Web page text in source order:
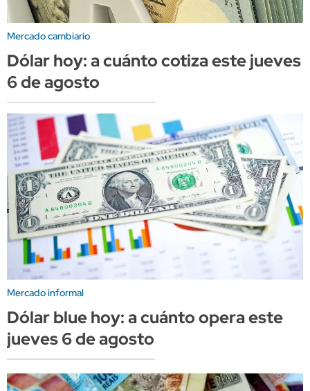
Mercado cambiario
Dólar hoy: a cuánto cotiza este jueves
6 de agosto
Mercado informal
Dólar blue hoy: a cuánto opera este
jueves 6 de agosto